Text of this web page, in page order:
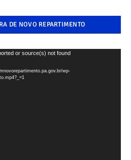
DE NOVO REPARTIMENTO
or source(s) not found
wp-